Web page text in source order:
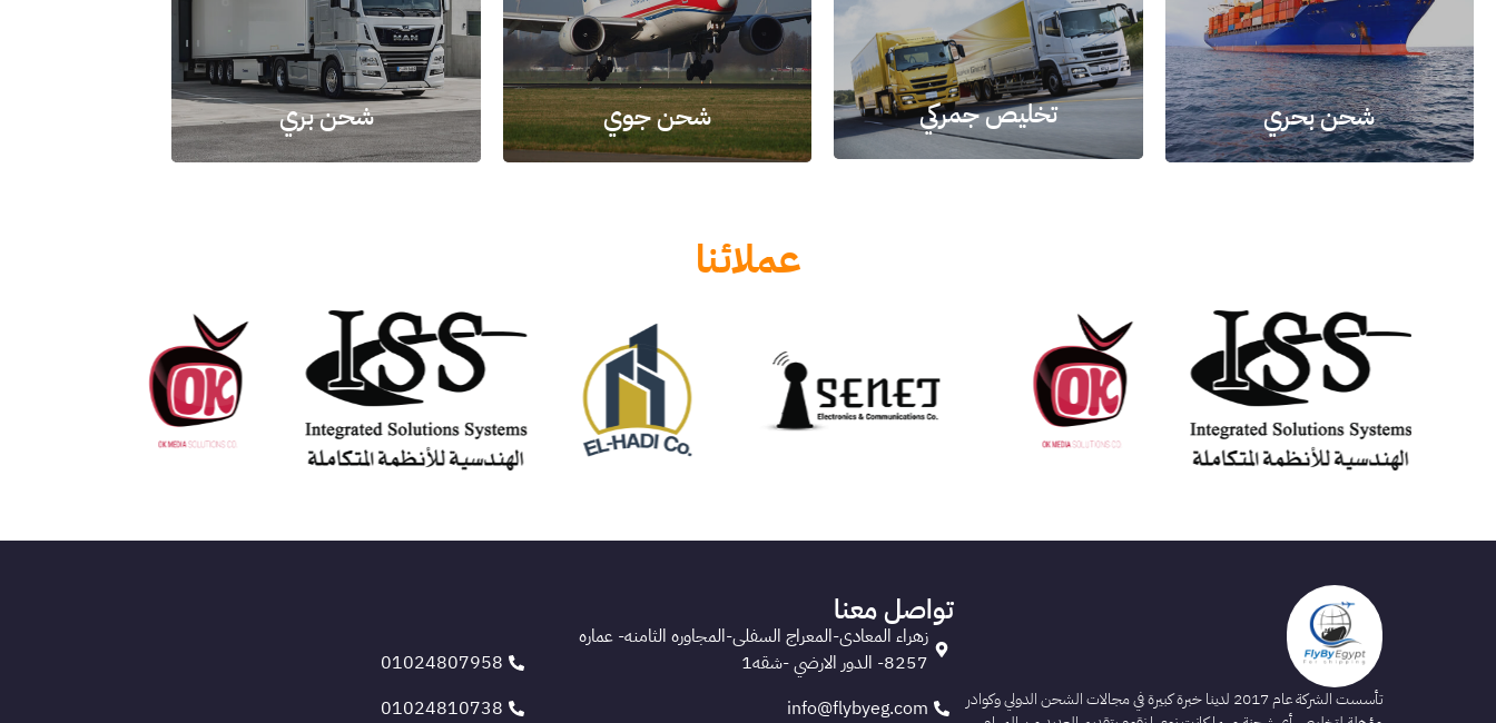
شحن بحري تخليص جمركي شحن جوي شحن بري
عملائنا
تأسست الشركة عام 2017 لدينا خبرة كبيرة في مجالات الشحن الدولي وكوادر
تواصل معنا
زهراء المعادى-المعراج السفلى-المجاوره الثامنه- عماره
8257- الدور الارضي -شقه1
info@flybyeg.com
01024807958
01024810738